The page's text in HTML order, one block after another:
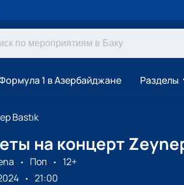
1 в Азербайджане Разделы
Bastık
на концерт
Поп
12+
21:00